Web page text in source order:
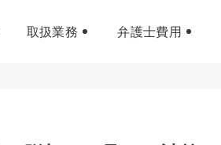
取扱業務 弁護士費用